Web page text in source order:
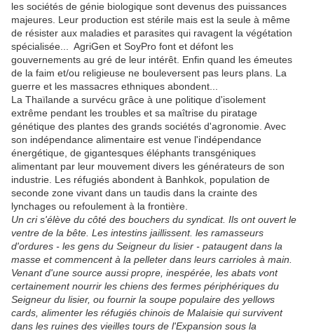
les sociétés de génie biologique sont devenus des puissances
majeures. Leur production est stérile mais est la seule à même
de résister aux maladies et parasites qui ravagent la végétation
spécialisée... AgriGen et SoyPro font et défont les
gouvernements au gré de leur intérêt. Enfin quand les émeutes
de la faim et/ou religieuse ne bouleversent pas leurs plans. La
guerre et les massacres ethniques abondent...
La Thaïlande a survécu grâce à une politique d'isolement
extrême pendant les troubles et sa maîtrise du piratage
génétique des plantes des grands sociétés d'agronomie. Avec
son indépendance alimentaire est venue l'indépendance
énergétique, de gigantesques éléphants transgéniques
alimentant par leur mouvement divers les générateurs de son
industrie. Les réfugiés abondent à Banhkok, population de
seconde zone vivant dans un taudis dans la crainte des
lynchages ou refoulement à la frontière.
Un cri s'élève du côté des bouchers du syndicat. Ils ont ouvert le
ventre de la bête. Les intestins jaillissent. les ramasseurs
d'ordures - les gens du Seigneur du lisier - pataugent dans la
masse et commencent à la pelleter dans leurs carrioles à main.
Venant d'une source aussi propre, inespérée, les abats vont
certainement nourrir les chiens des fermes périphériques du
Seigneur du lisier, ou fournir la soupe populaire des yellows
cards, alimenter les réfugiés chinois de Malaisie qui survivent
dans les ruines des vieilles tours de l'Expansion sous la